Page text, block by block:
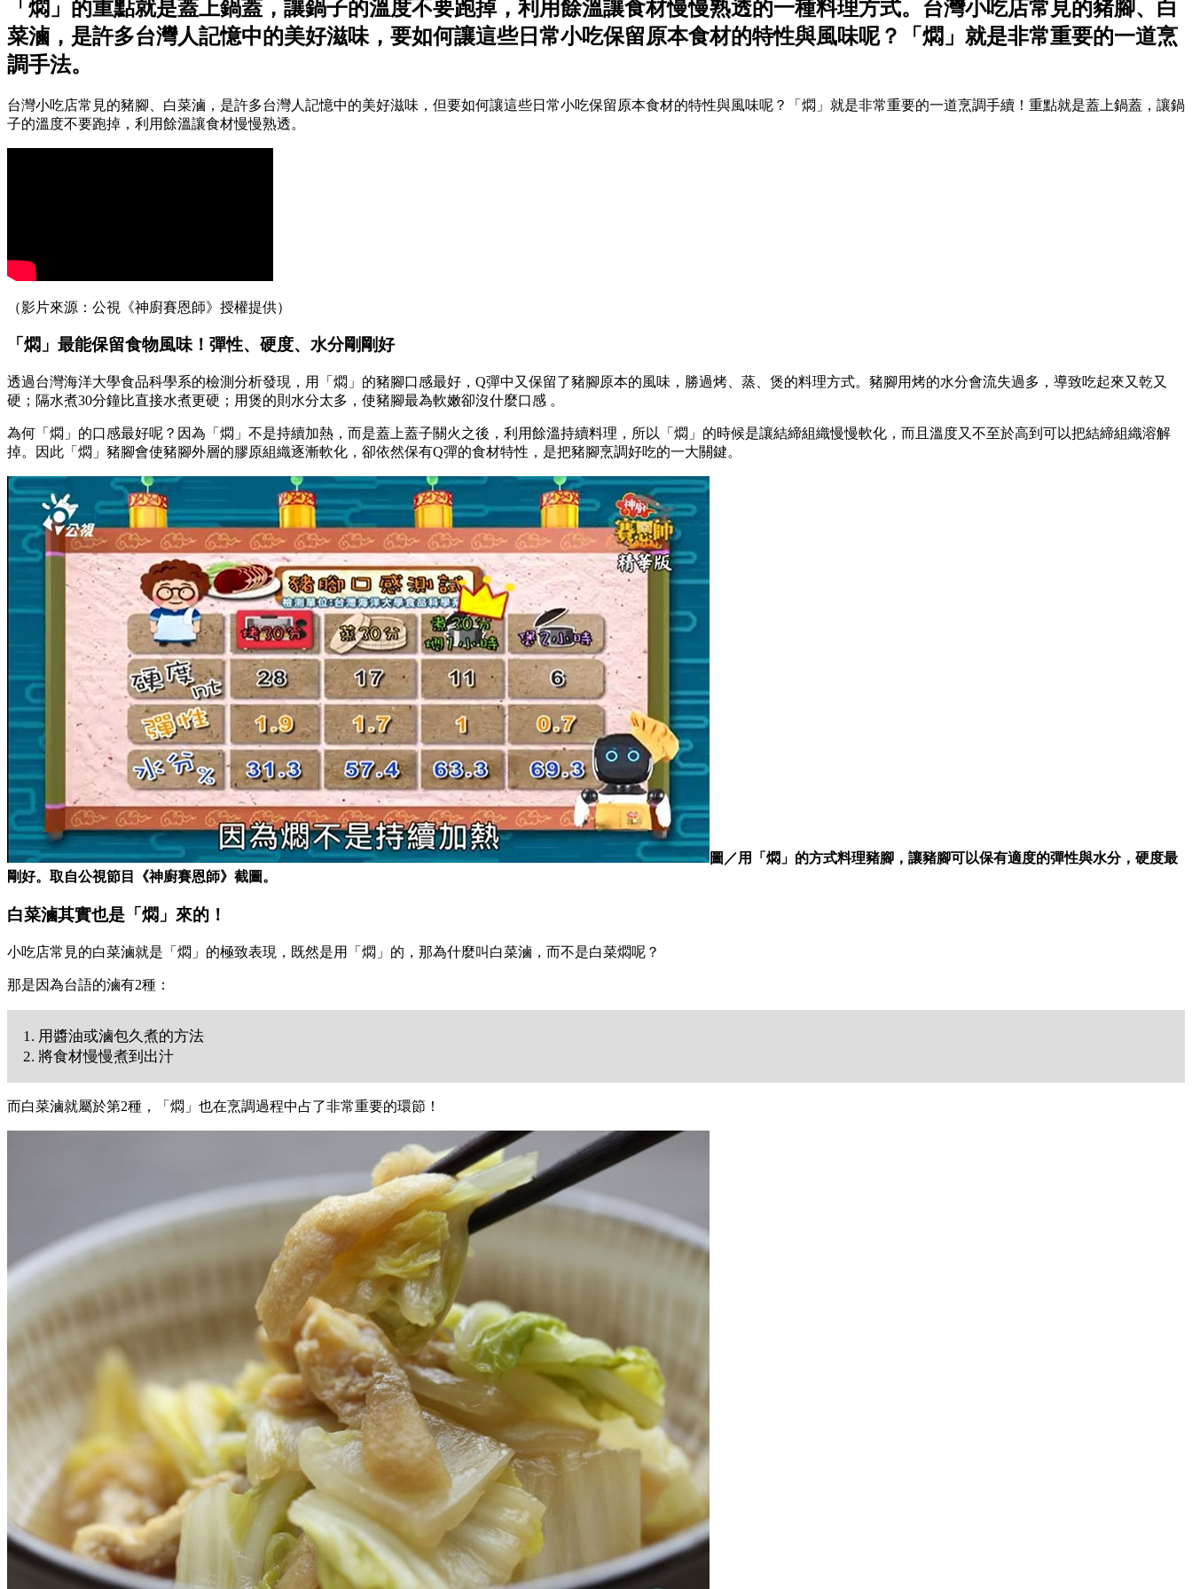
「燜」的重點就是蓋上鍋蓋，讓鍋子的溫度不要跑掉，利用餘溫讓食材慢慢熟透的一種料理方式。台灣小吃店常見的豬腳、白
菜滷，是許多台灣人記憶中的美好滋味，要如何讓這些日常小吃保留原本食材的特性與風味呢？「燜」就是非常重要的一道烹
調手法。
台灣小吃店常見的豬腳、白菜滷，是許多台灣人記憶中的美好滋味，但要如何讓這些日常小吃保留原本食材的特性與風味呢？「燜」就是非常重要的一道烹調手續！重點就是蓋上鍋蓋，讓鍋
子的溫度不要跑掉，利用餘溫讓食材慢慢熟透。
（影片來源：公視《神廚賽恩師》授權提供）
「燜」最能保留食物風味！彈性、硬度、水分剛剛好
透過台灣海洋大學食品科學系的檢測分析發現，用「燜」的豬腳口感最好，Q彈中又保留了豬腳原本的風味，勝過烤、蒸、煲的料理方式。豬腳用烤的水分會流失過多，導致吃起來又乾又
硬；隔水煮30分鐘比直接水煮更硬；用煲的則水分太多，使豬腳最為軟嫩卻沒什麼口感 。
為何「燜」的口感最好呢？因為「燜」不是持續加熱，而是蓋上蓋子關火之後，利用餘溫持續料理，所以「燜」的時候是讓結締組織慢慢軟化，而且溫度又不至於高到可以把結締組織溶解
掉。因此「燜」豬腳會使豬腳外層的膠原組織逐漸軟化，卻依然保有Q彈的食材特性，是把豬腳烹調好吃的一大關鍵。
圖／用「燜」的方式料理豬腳，讓豬腳可以保有適度的彈性與水分，硬度最
剛好。取自公視節目《神廚賽恩師》截圖。
白菜滷其實也是「燜」來的！
小吃店常見的白菜滷就是「燜」的極致表現，既然是用「燜」的，那為什麼叫白菜滷，而不是白菜燜呢？
那是因為台語的滷有2種：
1. 用醬油或滷包久煮的方法
2. 將食材慢慢煮到出汁
而白菜滷就屬於第2種，「燜」也在烹調過程中占了非常重要的環節！